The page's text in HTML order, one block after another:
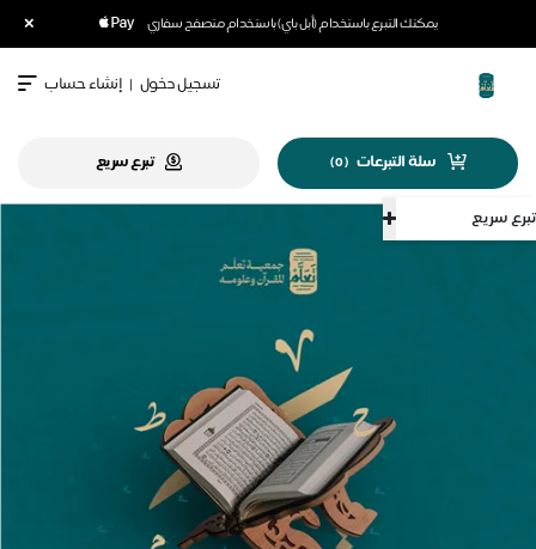
يمكنك التبرع باستخدام (أبل باي) باستخدام متصفح سفاري ×
تبرع سريع
تسجيل دخول | إنشاء حساب
سلة التبرعات (
0
) تبرع سريع